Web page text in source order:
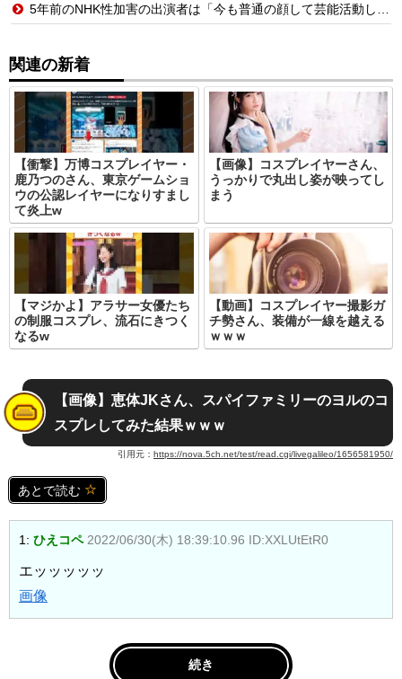
5年前のNHK性加害の出演者は「今も普通の顔して芸能活動してる」ネット「受信料を取るくらいなら詳細を伝えよ」
関連の新着
【衝撃】万博コスプレイヤー・
鹿乃つのさん、東京ゲームショ
ウの公認レイヤーになりすまし
て炎上w
【画像】コスプレイヤーさん、
うっかりで丸出し姿が映ってし
まう
【マジかよ】アラサー女優たち
の制服コスプレ、流石にきつく
なるw
【動画】コスプレイヤー撮影ガ
チ勢さん、装備が一線を越える
ｗｗｗ
【画像】恵体JKさん、スパイファミリーのヨルのコ
スプレしてみた結果ｗｗｗ
引用元： https://nova.5ch.net/test/read.cgi/livegalileo/1656581950/
あとで読む
1: ひえコペ 2022/06/30(木) 18:39:10.96 ID:XXLUtEtR0
エッッッッッ
画像
続き